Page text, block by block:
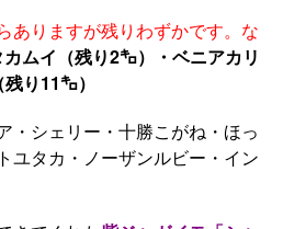
ありますが残りわずかです。な
カムイ（残り2㌔）・ベニアカリ
り11㌔）
・シェリー・十勝こがね・ほっ
ユタカ・ノーザンルビー・イン